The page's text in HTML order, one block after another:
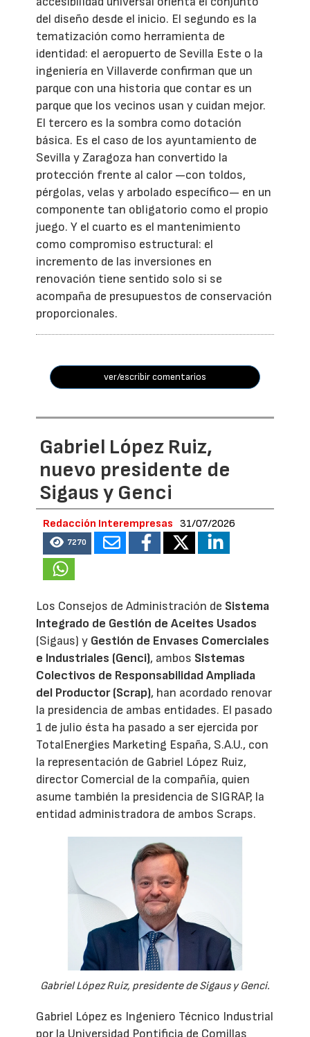
del diseño desde el inicio. El segundo es la
tematización como herramienta de
identidad: el aeropuerto de Sevilla Este o la
ingeniería en Villaverde confirman que un
parque con una historia que contar es un
parque que los vecinos usan y cuidan mejor.
El tercero es la sombra como dotación
básica. Es el caso de los ayuntamiento de
Sevilla y Zaragoza han convertido la
protección frente al calor —con toldos,
pérgolas, velas y arbolado específico— en un
componente tan obligatorio como el propio
juego. Y el cuarto es el mantenimiento
como compromiso estructural: el
incremento de las inversiones en
renovación tiene sentido solo si se
acompaña de presupuestos de conservación
proporcionales.
ver/escribir comentarios
Gabriel López Ruiz,
nuevo presidente de
Sigaus y Genci
Redacción Interempresas 31/07/2026
7270
Los Consejos de Administración de Sistema
Integrado de Gestión de Aceites Usados
(Sigaus) y Gestión de Envases Comerciales
e Industriales (Genci), ambos Sistemas
Colectivos de Responsabilidad Ampliada
del Productor (Scrap), han acordado renovar
la presidencia de ambas entidades. El pasado
1 de julio ésta ha pasado a ser ejercida por
TotalEnergies Marketing España, S.A.U., con
la representación de Gabriel López Ruiz,
director Comercial de la compañía, quien
asume también la presidencia de SIGRAP, la
entidad administradora de ambos Scraps.
Gabriel López Ruiz, presidente de Sigaus y Genci.
Gabriel López es Ingeniero Técnico Industrial
por la Universidad Pontificia de Comillas